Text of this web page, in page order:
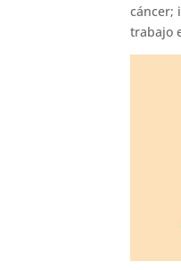
cáncer;
trabajo